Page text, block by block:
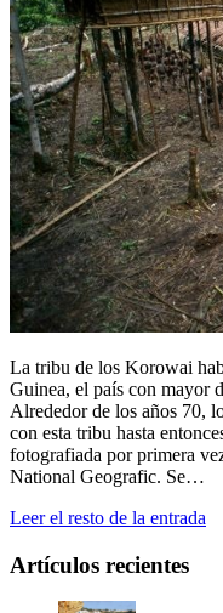
La tribu de los Korowai
Guinea, el país con mayor
Alrededor de los años 70,
con esta tribu hasta
fotografiada por primera
National Geografic. Se…
Leer el resto de la entrada
Artículos recientes